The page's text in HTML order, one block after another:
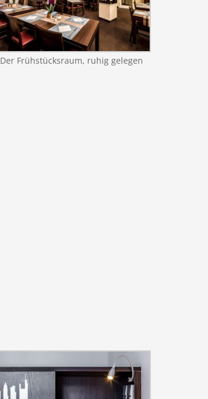
Der Frühstücksraum, ruhig gelegen